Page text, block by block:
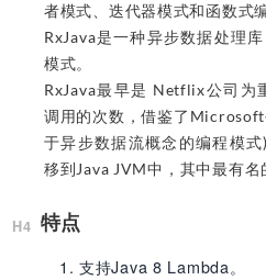
者模式、迭代器模式和函数式
RxJava是一种异步数据处理
模式。
RxJava最早是 Netflix公司为
调用的次数，借鉴了
于异步数据流概念的编程模
移到Java JVM中，其中最有名
特点
支持Java 8 Lambda。